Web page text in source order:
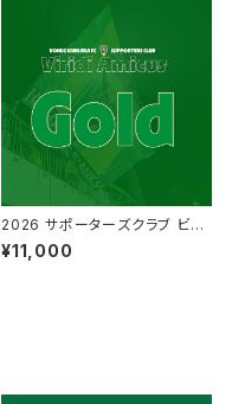
2026 サポーターズクラブ ビリ
アミ【ゴールド】
¥11,000